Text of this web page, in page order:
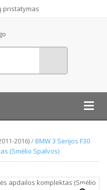
pristatymas
2016)/ BMW 3 Serijos F30
(Smėlio Spalvos)